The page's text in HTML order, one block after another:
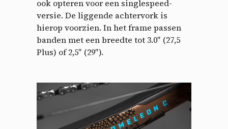
ook opteren voor een singlespeed-
versie. De liggende achtervork is
hierop voorzien. In het frame passen
banden met een breedte tot 3.0″ (27,5
Plus) of 2,5″ (29″).